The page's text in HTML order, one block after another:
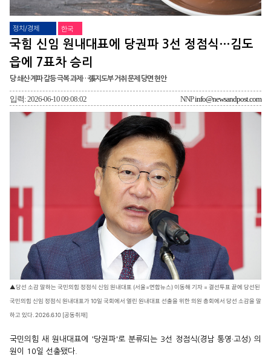
정치/경제 한국
국힘 신임 원내대표에 당권파 3선 정점식…김도
읍에 7표차 승리
당 쇄신·계파 갈등 극복 과제…張지도부 거취 문제 당면 현안
입력: 2026-06-10 09:08:02 NNPinfo@newsandpost.com
▲당선 소감 말하는 국민의힘 정점식 신임 원내대표 (서울=연합뉴스) 이동해 기자 = 결선투표 끝에 당선된
국민의힘 신임 정점식 원내대표가 10일 국회에서 열린 원내대표 선출을 위한 의원 총회에서 당선 소감을 말
하고 있다. 2026.6.10 [공동취재]
국민의힘 새 원내대표에 '당권파'로 분류되는 3선 정점식(경남 통영·고성) 의
원이 10일 선출됐다.